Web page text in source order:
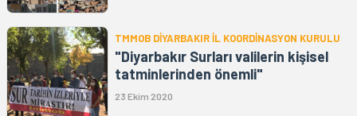
TMMOB DİYARBAKIR İL KOORDİNASYON KURULU
"Diyarbakır Surları valilerin kişisel
tatminlerinden önemli"
23 Ekim 2020